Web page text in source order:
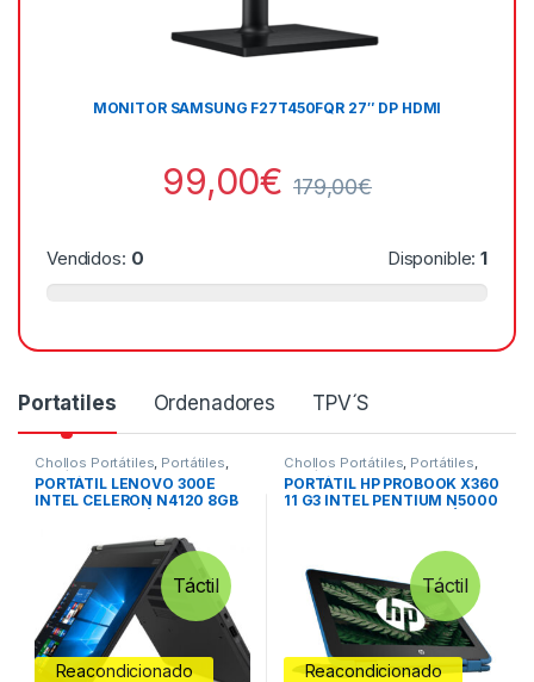
MONITOR SAMSUNG F27T450FQR 27″ DP HDMI
99,00€ 179,00€
Vendidos: 0 Disponible:1
Portatiles Ordenadores TPV´S
Chollos Portátiles Portátiles
Portátiles Reacondicionados
Todos los portátiles
Táctil
Reacondicionado
PORTÁTIL LENOVO 300E
INTEL CELERON N4120 8GB
Chollos Portátiles Portátiles
Portátiles Reacondicionados,
Todos los portátiles
Táctil
Reacondicionado
PORTÁTIL HP PROBOOK X360
11 G3 INTEL PENTIUM N5000